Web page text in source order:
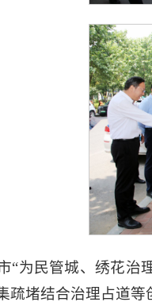
“为民管城、绣花治
疏堵结合治理占道等